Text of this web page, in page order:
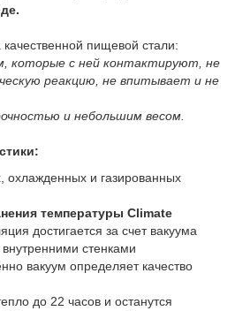
пищевой стали:
которые с ней контактируют, не
реакцию, не впитывает и не
и небольшим весом.
охлажденных и газированных
температуры Climate
достигается за счет вакуума
стенками
вакуум определяет качество
до 22 часов и останутся